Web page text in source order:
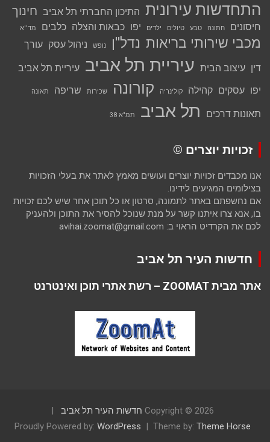
התחדשות עירונית התיכון החברתי תל אביב חינוך
חיסונים חתונה טבע טיולים ילדים יפו כבאות והצלה כלבים מד''א
מכבי שירותי בריאות נדל''ן נופש ניהול עסק עורך
דין עיצוב הבית עיריית תל אביב עיריית תל אביב
יפו עסקים קהילה קולינריה קורונה שכירות שריפה תאונה
תאונות דרכים תל אביב תמ"א 38
זכויות יוצרים ©
אנו מכבדים זכויות יוצרים ועושים מאמץ לאתר את בעלי הזכויות
בצילומים המגיעים לידינו.
אם נחשפתם באתר לתמונה, סרטון או כל תוכן אחר שיש לכם זכויות
בו, אנא צרו איתנו קשר על מנת שנוכל להסיר את התוכן ולהעניק
לכם את הקרדיט הראוי ב: avihai.zoomat@gmail.com
חדשות העיר תל אביב
אתר מבית ZOOMAT – רשת אתרי תוכן ואינטרנט
Copyright © 2026 חדשות העיר תל אביב
Theme by: Theme Horse
Proudly Powered by: WordPress